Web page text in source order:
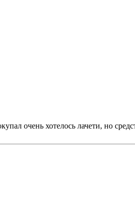
очень хотелось лачети, но